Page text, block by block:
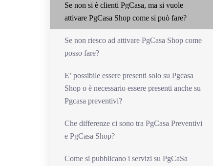
Se non si è clienti PgCasa, ma si vuole
attivare PgCasa Shop come si può fare?
Se non riesco ad attivare PgCasa Shop come
posso fare?
E’ possibile essere presenti solo su Pgcasa
Shop o è necessario essere presenti anche su
Pgcasa preventivi?
Che differenze ci sono tra PgCasa Preventivi
e PgCasa Shop?
Come si pubblicano i servizi su PgCaSa